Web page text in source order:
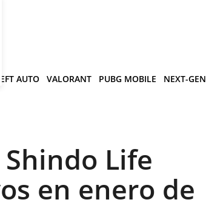
AUTO VALORANT PUBG MOBILE NEXT-GEN
Life
en enero de